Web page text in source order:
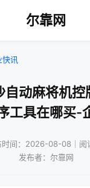
尔靠网
快讯
自动麻将机控
工具在哪买-
时间：2026-08-08｜阅
发布者：尔靠网